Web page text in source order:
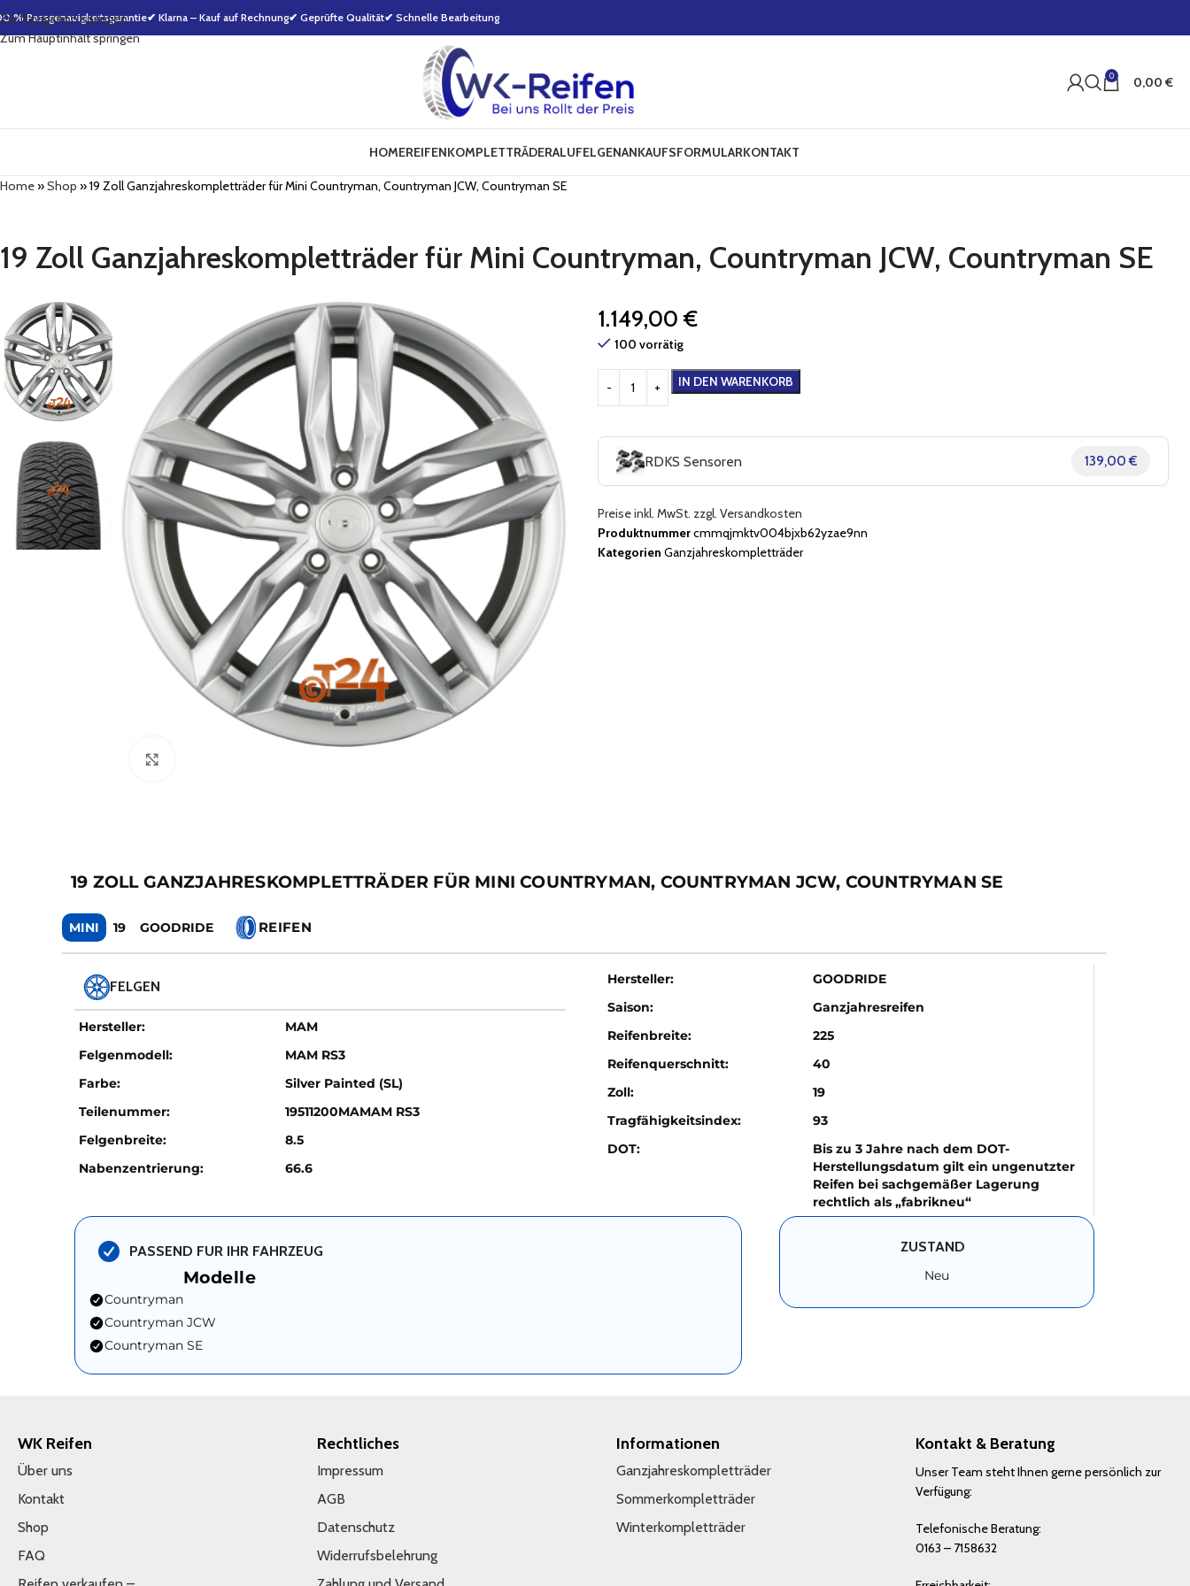
Zur Navigation springen
Zum Hauptinhalt springen
% Passgenauigkeitsgarantie✔ Klarna – Kauf auf Rechnung✔ Geprüfte Qualität✔ Schnelle Bearbeitung
0 0,00 €
HOMEREIFENKOMPLETTRÄDERALUFELGENANKAUFSFORMULARKONTAKT
Home»Shop »19 Zoll Ganzjahreskompletträder für Mini Countryman, Countryman JCW, Countryman SE
19 Zoll Ganzjahreskompletträder für Mini Countryman, Countryman JCW, Countryman SE
1.149,00 €
100 vorrätig
IN DEN WARENKORB
RDKS Sensoren 139,00 €
Preise inkl. MwSt. zzgl. Versandkosten
Produktnummercmmqjmktv004bjxb62yzae9nn
Kategorien Ganzjahreskompletträder
19 ZOLL GANZJAHRESKOMPLETTRÄDER FÜR MINI COUNTRYMAN, COUNTRYMAN JCW, COUNTRYMAN SE
MINI 19 GOODRIDE REIFEN
FELGEN
Hersteller:
MAM
Felgenmodell:
MAM RS3
Farbe:
Silver Painted (SL)
Teilenummer:
19511200MAMAM RS3
Felgenbreite:
8.5
Nabenzentrierung:
66.6
Hersteller:
GOODRIDE
Saison:
Ganzjahresreifen
Reifenbreite:
225
Reifenquerschnitt:
40
Zoll:
19
Tragfähigkeitsindex:
93
DOT:
Bis zu 3 Jahre nach dem DOT-
Herstellungsdatum gilt ein ungenutzter
Reifen bei sachgemäßer Lagerung
rechtlich als „fabrikneu“
PASSEND FUR IHR FAHRZEUG
Modelle
Countryman
Countryman JCW
Countryman SE
ZUSTAND
Neu
WK Reifen
Über uns
Kontakt
Shop
FAQ
Rechtliches
Impressum
AGB
Datenschutz
Widerrufsbelehrung
Informationen
Ganzjahreskompletträder
Sommerkompletträder
Winterkompletträder
Kontakt & Beratung
Unser Team steht Ihnen gerne persönlich zur
Verfügung:
Telefonische Beratung:
0163 – 7158632